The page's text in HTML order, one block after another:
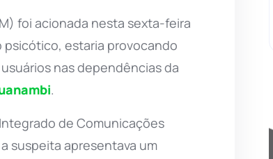
foi acionada nesta sexta-feira
psicótico, estaria provocando
nas dependências da
.
de Comunicações
suspeita apresentava um